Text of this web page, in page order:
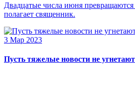
Двадцатые числа июня
полагает священник.
3 Мар 2023
Пусть тяжелые новости не угнетают